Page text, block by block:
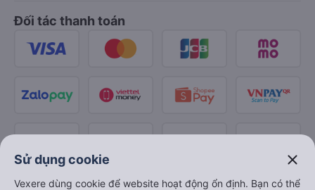
Đối tác thanh toán
Sử dụng cookie close
Vexere dùng cookie để website hoạt động ổn định. Bạn có thể